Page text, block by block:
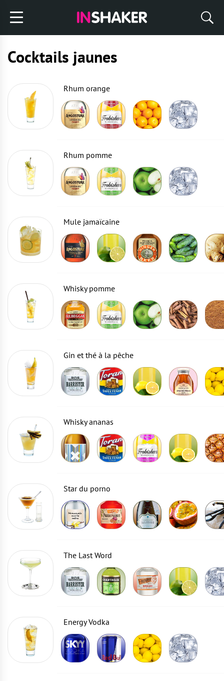
Cocktails jaunes
Rhum orange
Rhum pomme
Mule jamaïcaine
Whisky pomme
Gin et thé à la pêche
Whisky ananas
Star du porno
The Last Word
Energy Vodka